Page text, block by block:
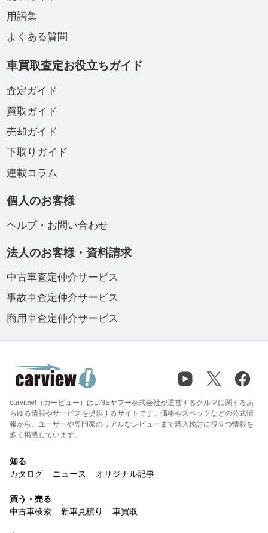
用語集
よくある質問
車買取査定お役立ちガイド
査定ガイド
買取ガイド
売却ガイド
下取りガイド
連載コラム
個人のお客様
ヘルプ・お問い合わせ
法人のお客様・資料請求
中古車査定仲介サービス
事故車査定仲介サービス
商用車査定仲介サービス
carview!（カービュー）はLINEヤフー株式会社が運営するクルマに関するあ
らゆる情報やサービスを提供するサイトです。価格やスペックなどの公式情
報から、ユーザーや専門家のリアルなレビューまで購入検討に役立つ情報を
多く掲載しています。
知る
カタログ
ニュース オリジナル記事
買う・売る
中古車検索
新車見積り 車買取